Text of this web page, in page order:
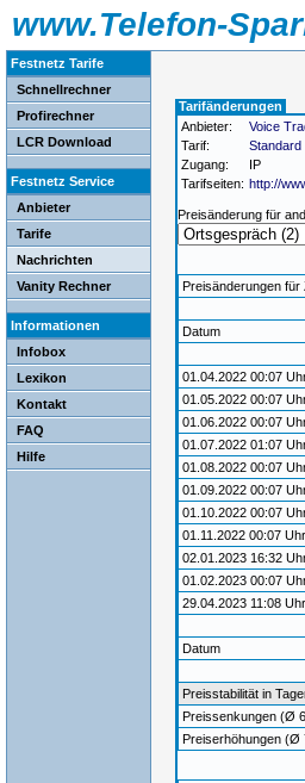
www.Telefon-
Festnetz Tarife
Schnellrechner
Profirechner
LCR Download
Festnetz Service
Anbieter
Tarife
Nachrichten
Vanity Rechner
Informationen
Infobox
Lexikon
Kontakt
FAQ
Hilfe
Tarifänderungen
Anbieter:
Voice
Tarif:
Standard
Zugang:
IP
Tarifseiten: http://
Preisänderung für
Preisänderungen für
Datum
01.04.2022 00:07
01.05.2022 00:07
01.06.2022 00:07
01.07.2022 01:07
01.08.2022 00:07
01.09.2022 00:07
01.10.2022 00:07
01.11.2022 00:07 Uhr
02.01.2023 16:32
01.02.2023 00:07
29.04.2023 11:08 Uhr
Datum
Preisstabilität in
Preissenkungen (Ø
Preiserhöhungen (Ø